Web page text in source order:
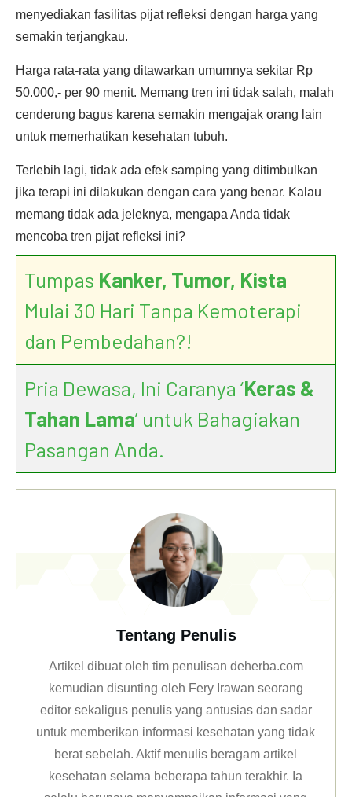
menyediakan fasilitas pijat refleksi dengan harga yang
semakin terjangkau.
Harga rata-rata yang ditawarkan umumnya sekitar Rp
50.000,- per 90 menit. Memang tren ini tidak salah, malah
cenderung bagus karena semakin mengajak orang lain
untuk memerhatikan kesehatan tubuh.
Terlebih lagi, tidak ada efek samping yang ditimbulkan
jika terapi ini dilakukan dengan cara yang benar. Kalau
memang tidak ada jeleknya, mengapa Anda tidak
mencoba tren pijat refleksi ini?
Tumpas Kanker, Tumor, Kista
Mulai 30 Hari Tanpa Kemoterapi
dan Pembedahan?!
Pria Dewasa, Ini Caranya ‘Keras &
Tahan Lama’ untuk Bahagiakan
Pasangan Anda.
Tentang Penulis
Artikel dibuat oleh tim penulisan deherba.com
kemudian disunting oleh Fery Irawan seorang
editor sekaligus penulis yang antusias dan sadar
untuk memberikan informasi kesehatan yang tidak
berat sebelah. Aktif menulis beragam artikel
kesehatan selama beberapa tahun terakhir. Ia